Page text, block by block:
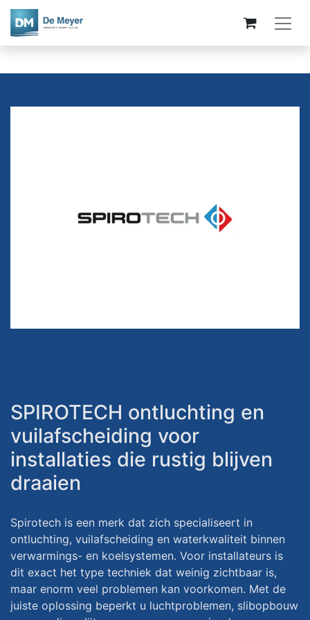
SPIROTECH ontluchting en
vuilafscheiding voor
installaties die rustig blijven
draaien
Spirotech is een merk dat zich specialiseert in
ontluchting, vuilafscheiding en waterkwaliteit binnen
verwarmings- en koelsystemen. Voor installateurs is
dit exact het type techniek dat weinig zichtbaar is,
maar enorm veel problemen kan voorkomen. Met de
juiste oplossing beperkt u luchtproblemen, slibopbouw